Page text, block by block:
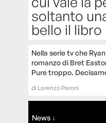
soltanto
bello il libro
Nella serie tv che
romanzo di Bret
Pure troppo.
di Lorenzo Peroni
News ↓